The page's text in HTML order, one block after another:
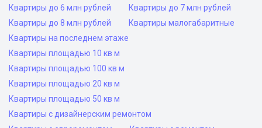
Квартиры до 6 млн рублей
Квартиры до 7 млн рублей
Квартиры до 8 млн рублей
Квартиры малогабаритные
Квартиры на последнем этаже
Квартиры площадью 10 кв м
Квартиры площадью 100 кв м
Квартиры площадью 20 кв м
Квартиры площадью 50 кв м
Квартиры с дизайнерским ремонтом